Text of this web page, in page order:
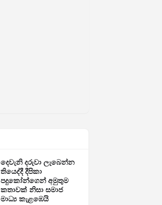
දෙවැනි දරුවා ලැබෙන්න
තියෙද්දී දීපිකා
පදුකෝන්ගෙන් අමුතුම
කතාවක් නිසා සමාජ
මාධ්‍ය කැළඹෙයි